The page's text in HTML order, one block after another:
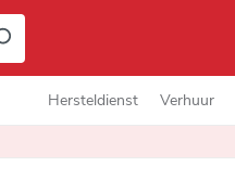
Hersteldienst Verhuur